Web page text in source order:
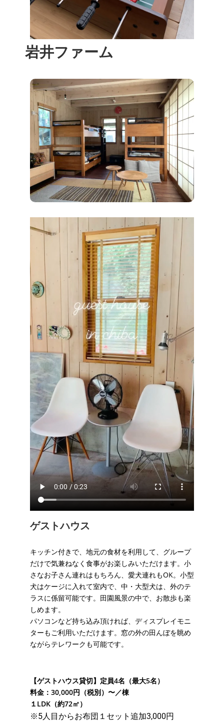
岩井ファーム
ゲストハウス
キッチン付きで、地元の食材を利用して、グループ
だけで気兼ねなく食事がお楽しみいただけます。小
さなお子さん連れはもちろん、愛犬連れもOK。小型
犬はケージに入れて室内で、中・大型犬は、外のテ
ラスに係留可能です。田園風景の中で、お散歩も楽
しめます。
パソコンなど持ち込み頂ければ、ディスプレイモニ
ターもご利用いただけます。窓の外の田んぼを眺め
ながらテレワークも可能です。
【ゲストハウス貸切】定員4名（最大5名）
料金：30,000円（税別）〜／棟
１LDK（約72㎡）
※5人目からお布団１セット追加3,000円